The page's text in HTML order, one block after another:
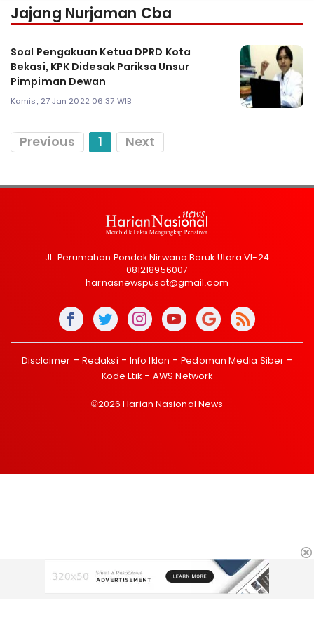
Jajang Nurjaman Cba
Soal Pengakuan Ketua DPRD Kota
Bekasi, KPK Didesak Pariksa Unsur
Pimpiman Dewan
Kamis, 27 Jan 2022 06:37 WIB
Previous 1 Next
Jl. Perumahan Pondok Nirwana Baruk Utara VI-24
081218956007
harnasnewspusat@gmail.com
Disclaimer Redaksi Info Iklan
Pedoman Media Siber
Kode Etik
AWS Network
©2026 Harian Nasional News